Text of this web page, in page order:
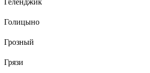
Голицыно
Грозный
Грязи